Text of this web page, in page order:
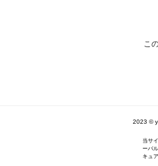
こ
2023 ©
当サ
ーバ
キュ